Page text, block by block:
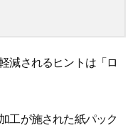
減されるヒントは「ロ
工が施された紙パック